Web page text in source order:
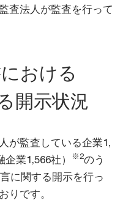
査法人が監査を行って
おける
開示状況
が監査している企業1,
業1,566社）
※2のう
に関する開示を行っ
りです。